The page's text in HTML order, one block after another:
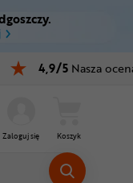
M
4,9/5 Nasza
Zaloguj się Koszyk